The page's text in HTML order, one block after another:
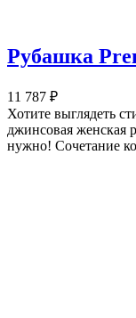
Рубашка
11 787 ₽
Хотите выглядеть
джинсовая женская
нужно! Сочетание